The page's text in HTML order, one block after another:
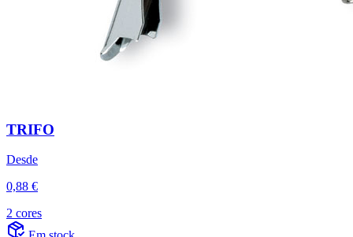
TRIFO
Desde
0,88 €
2 cores